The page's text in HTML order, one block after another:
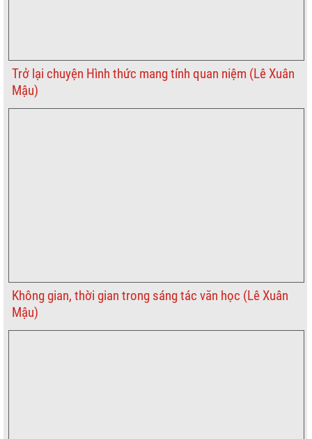
Trở lại chuyện Hình thức mang tính quan niệm (Lê Xuân
Mậu)
Không gian, thời gian trong sáng tác văn học (Lê Xuân
Mậu)